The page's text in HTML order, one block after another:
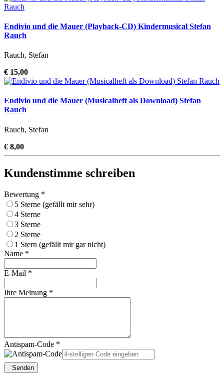
Endivio und die Mauer (Playback-CD) Kindermusical Stefan
Rauch
Rauch, Stefan
€ 15,00
Endivio und die Mauer (Musicalheft als Download) Stefan
Rauch
Rauch, Stefan
€ 8,00
Kundenstimme schreiben
Bewertung *
5 Sterne (gefällt mir sehr)
4 Sterne
3 Sterne
2 Sterne
1 Stern (gefällt mir gar nicht)
Name *
E-Mail *
Ihre Meinung *
Antispam-Code *
Senden